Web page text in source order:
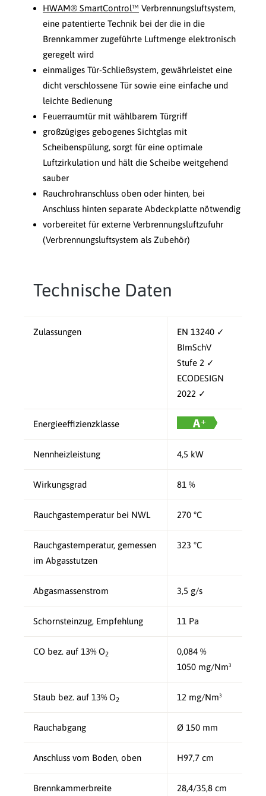
HWAM® SmartControl™ Verbrennungsluftsystem,
eine patentierte Technik bei der die in die
Brennkammer zugeführte Luftmenge elektronisch
geregelt wird
einmaliges Tür-Schließsystem, gewährleistet eine
dicht verschlossene Tür sowie eine einfache und
leichte Bedienung
Feuerraumtür mit wählbarem Türgriff
großzügiges gebogenes Sichtglas mit
Scheibenspülung, sorgt für eine optimale
Luftzirkulation und hält die Scheibe weitgehend
sauber
Rauchrohranschluss oben oder hinten, bei
Anschluss hinten separate Abdeckplatte nötwendig
vorbereitet für externe Verbrennungsluftzufuhr
(Verbrennungsluftsystem als Zubehör)
Technische Daten
Zulassungen
EN 13240 ✓
BImSchV
Stufe 2 ✓
ECODESIGN
2022 ✓
Energieeffizienzklasse
Nennheizleistung 4,5 kW
Wirkungsgrad 81 %
Rauchgastemperatur bei NWL 270 °C
Rauchgastemperatur, gemessen
im Abgasstutzen
323 °C
Abgasmassenstrom 3,5 g/s
Schornsteinzug, Empfehlung 11 Pa
CO bez. auf 13% O2
0,084 %
1050 mg/Nm³
Staub bez. auf 13% O2 12 mg/Nm³
Rauchabgang Ø 150 mm
Anschluss vom Boden, oben H97,7 cm
Brennkammerbreite 28,4/35,8 cm